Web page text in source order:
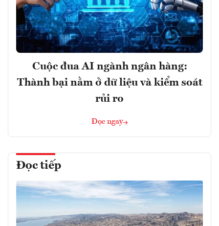
Cuộc đua AI ngành ngân hàng:
Thành bại nằm ở dữ liệu và kiểm soát
rủi ro
Đọc ngay
Đọc tiếp